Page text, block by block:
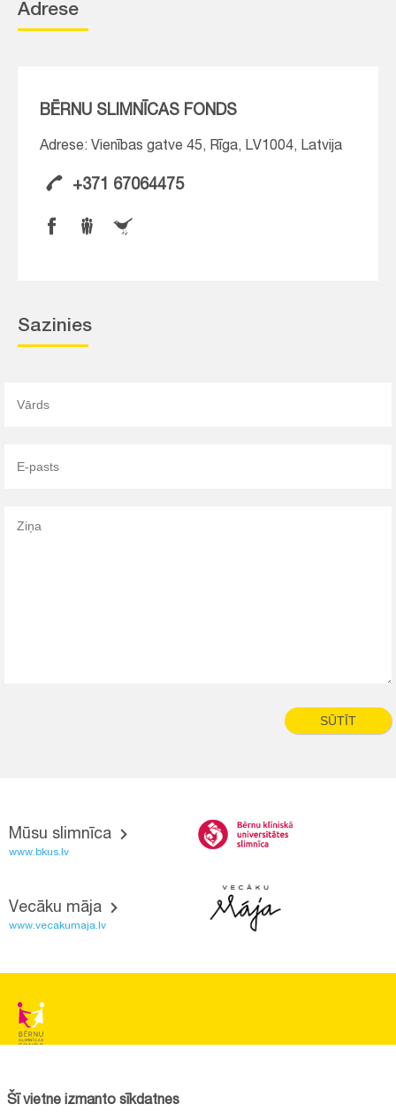
Adrese
BĒRNU SLIMNĪCAS FONDS
Adrese: Vienības gatve 45, Rīga, LV1004, Latvija
+371 67064475
Sazinies
SŪTĪT
Mūsu slimnīca
www.bkus.lv
Vecāku māja
www.vecakumaja.lv
Reģistrācijas nr.:40008057120
Šī vietne izmanto sīkdatnes